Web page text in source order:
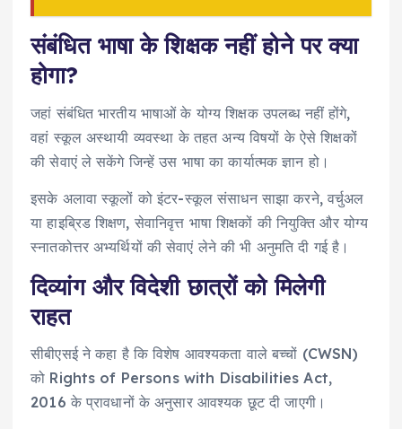
संबंधित भाषा के शिक्षक नहीं होने पर क्या
होगा?
जहां संबंधित भारतीय भाषाओं के योग्य शिक्षक उपलब्ध नहीं होंगे,
वहां स्कूल अस्थायी व्यवस्था के तहत अन्य विषयों के ऐसे शिक्षकों
की सेवाएं ले सकेंगे जिन्हें उस भाषा का कार्यात्मक ज्ञान हो।
इसके अलावा स्कूलों को इंटर-स्कूल संसाधन साझा करने, वर्चुअल
या हाइब्रिड शिक्षण, सेवानिवृत्त भाषा शिक्षकों की नियुक्ति और योग्य
स्नातकोत्तर अभ्यर्थियों की सेवाएं लेने की भी अनुमति दी गई है।
दिव्यांग और विदेशी छात्रों को मिलेगी
राहत
सीबीएसई ने कहा है कि विशेष आवश्यकता वाले बच्चों (CWSN)
को Rights of Persons with Disabilities Act,
2016 के प्रावधानों के अनुसार आवश्यक छूट दी जाएगी।